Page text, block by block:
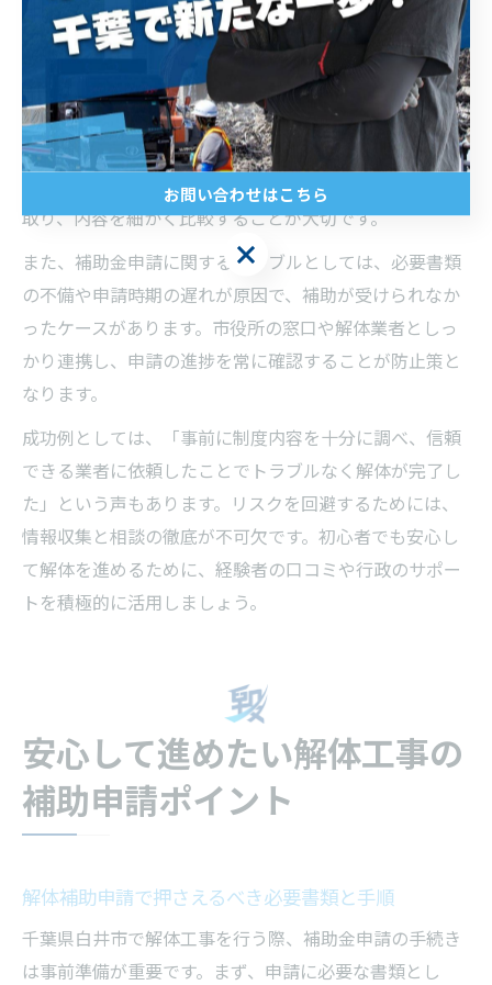
解体工事でよくある失敗とその防止策
解体工事でよくある失敗例として、業者選びのミスや補
助金申請の手順ミスが挙げられます。特に見積もり内容
の確認不足や、施工後の追加請求などは注意が必要で
す。こうしたミスを防ぐには、複数業者から見積もりを
取り、内容を細かく比較することが大切です。
また、補助金申請に関するトラブルとしては、必要書類
の不備や申請時期の遅れが原因で、補助が受けられなか
ったケースがあります。市役所の窓口や解体業者としっ
かり連携し、申請の進捗を常に確認することが防止策と
なります。
成功例としては、「事前に制度内容を十分に調べ、信頼
できる業者に依頼したことでトラブルなく解体が完了し
た」という声もあります。リスクを回避するためには、
情報収集と相談の徹底が不可欠です。初心者でも安心し
て解体を進めるために、経験者の口コミや行政のサポー
トを積極的に活用しましょう。
安心して進めたい解体工事の
補助申請ポイント
解体補助申請で押さえるべき必要書類と手順
千葉県白井市で解体工事を行う際、補助金申請の手続き
は事前準備が重要です。まず、申請に必要な書類とし
お問い合わせはこちら
お問い合わせはこちら